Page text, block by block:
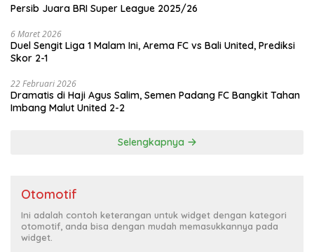
Persib Juara BRI Super League 2025/26
6 Maret 2026
Duel Sengit Liga 1 Malam Ini, Arema FC vs Bali United, Prediksi
Skor 2-1
22 Februari 2026
Dramatis di Haji Agus Salim, Semen Padang FC Bangkit Tahan
Imbang Malut United 2-2
Selengkapnya
Otomotif
Ini adalah contoh keterangan untuk widget dengan kategori
otomotif, anda bisa dengan mudah memasukkannya pada
widget.